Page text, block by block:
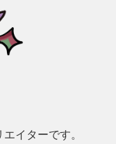
イターです。